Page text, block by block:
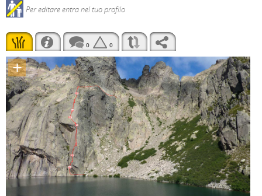
Per editare entra nel tuo profilo
0 0
+
5b+
6a+
6a
6a+
6a
4b+